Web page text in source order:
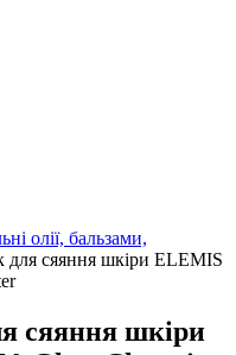
олії, бальзами,
сяяння шкіри ELEMIS
сяяння шкіри